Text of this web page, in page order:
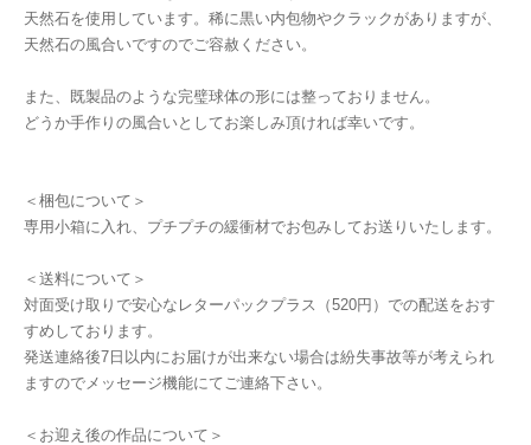
天然石を使用しています。稀に黒い内包物やクラックがありますが、
天然石の風合いですのでご容赦ください。
また、既製品のような完璧球体の形には整っておりません。
どうか手作りの風合いとしてお楽しみ頂ければ幸いです。
＜梱包について＞
専用小箱に入れ、プチプチの緩衝材でお包みしてお送りいたします。
＜送料について＞
対面受け取りで安心なレターパックプラス（520円）での配送をおす
すめしております。
発送連絡後7日以内にお届けが出来ない場合は紛失事故等が考えられ
ますのでメッセージ機能にてご連絡下さい。
＜お迎え後の作品について＞